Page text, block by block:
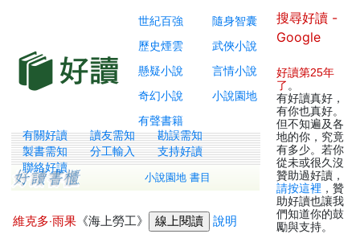
世紀百強
隨身智囊
歷史煙雲
武俠小說
懸疑小說
言情小說
奇幻小說
小說園地
有聲書籍
有關好讀 讀友需知
勘誤需知
製書需知
分工輸入
支持好讀
聯絡好讀
小說園地 書目
維克多‧雨果 《海上勞工》 說明
搜尋好讀 -
Google
好讀第25年
了 。
有好讀真好，
有你也真好。
但不知遍及各
地的你，究竟
有多少。若你
從未或很久沒
贊助過好讀，
請按這裡 ，贊
助好讀也讓我
們知道你的鼓
勵與支持。